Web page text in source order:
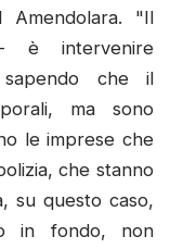
Amendolara. "Il
è intervenire
che il
ma sono
le imprese che
che stanno
su questo caso,
in fondo, non